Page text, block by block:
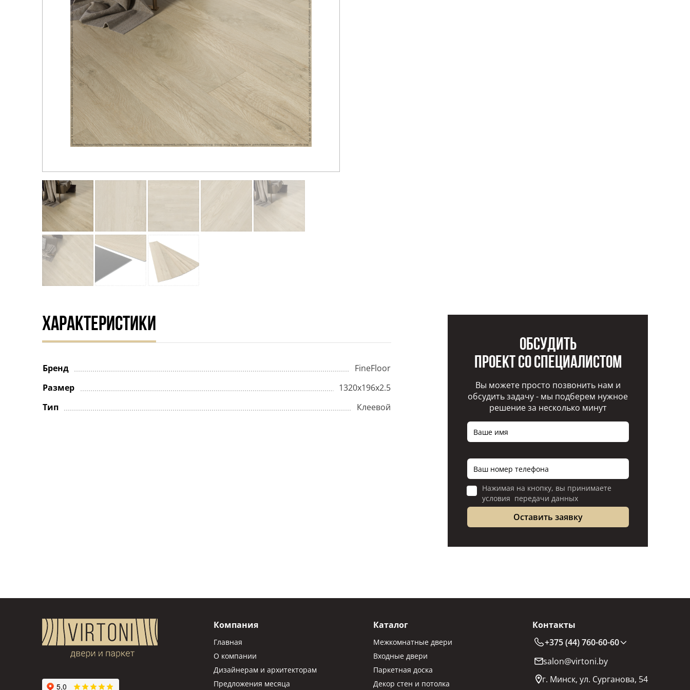
ХАРАКТЕРИСТИКИ
Бренд
FineFloor
Размер
1320x196x2.5
Тип
Клеевой
Обсудить
проект со специалистом
Вы можете просто позвонить нам и
обсудить задачу - мы подберем нужное
решение за несколько минут
Нажимая на кнопку, вы принимаете
условия передачи данных
Компания
Главная
О компании
Дизайнерам и архитекторам
Предложения месяца
Каталог
Межкомнатные двери
Входные двери
Паркетная доска
Декор стен и потолка
Контакты
+375 (44) 760-60-60
salon@virtoni.by
г. Минск, ул. Сурганова, 54